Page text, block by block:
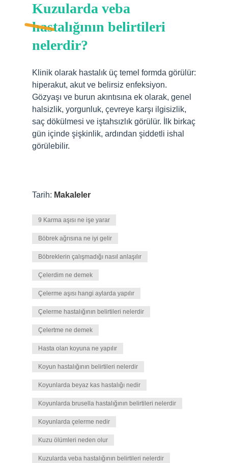
Kuzularda veba
hastalığının belirtileri
nelerdir?
Klinik olarak hastalık üç temel formda görülür:
hiperakut, akut ve belirsiz enfeksiyon.
Gözyaşı ve burun akıntısına ek olarak, genel
halsizlik, yorgunluk, çevreye karşı ilgisizlik,
saç dökülmesi ve iştahsızlık görülür. İlk birkaç
gün içinde şişkinlik, ardından şiddetli ishal
görülebilir.
Tarih: Makaleler
9 Karma aşısı ne işe yarar
Böbrek ağrısına ne iyi gelir
Böbreklerin çalışmadığı nasıl anlaşılır
Çelerdim ne demek
Çelerme aşısı hangi aylarda yapılır
Çelerme hastalığının belirtileri nelerdir
Çelertme ne demek
Hasta olan koyuna ne yapılır
Koyun hastalığının belirtileri nelerdir
Koyunlarda beyaz kas hastalığı nedir
Koyunlarda brusella hastalığının belirtileri nelerdir
Koyunlarda çelerme nedir
Kuzu ölümleri neden olur
Kuzularda veba hastalığının belirtileri nelerdir